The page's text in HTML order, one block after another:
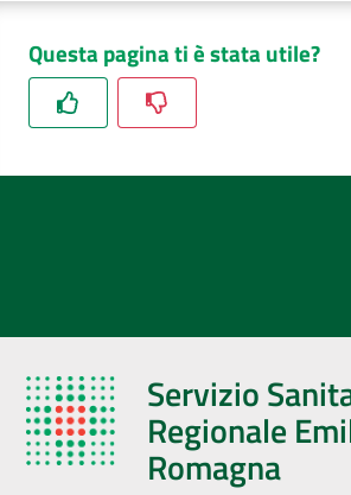
Questa pagina ti è stata utile?
Servizio
Regionale
Romagna